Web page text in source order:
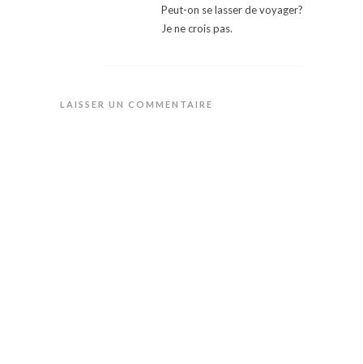
Peut-on se lasser de voyager?
Je ne crois pas.
LAISSER UN COMMENTAIRE